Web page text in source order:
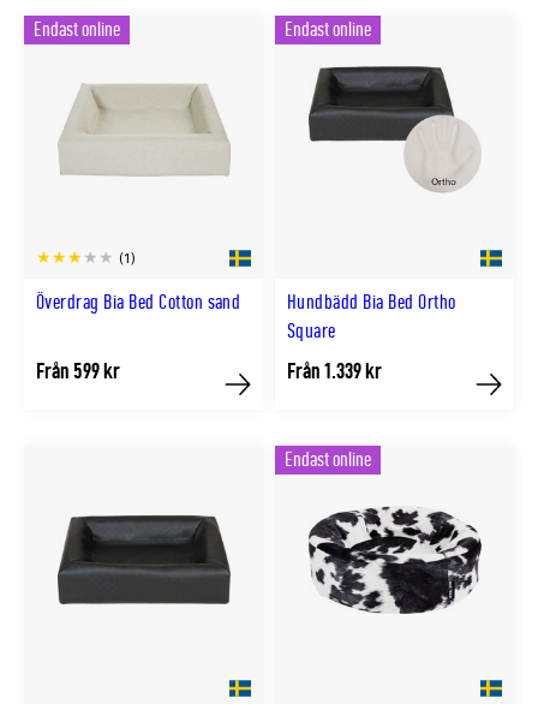
Överdrag Bia Bed Cotton sand
(1)
Endast online
Från 599 kr
Köp
Hundbädd Bia Bed Ortho
Square
Endast online
Från 1.339 kr
Köp
Endast online